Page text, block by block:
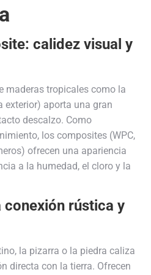
calidez visual y
maderas tropicales como la
exterior) aporta una gran
descalzo. Como
los composites (WPC,
ofrecen una apariencia
a la humedad, el cloro y la
conexión rústica y
la pizarra o la piedra caliza
directa con la tierra. Ofrecen